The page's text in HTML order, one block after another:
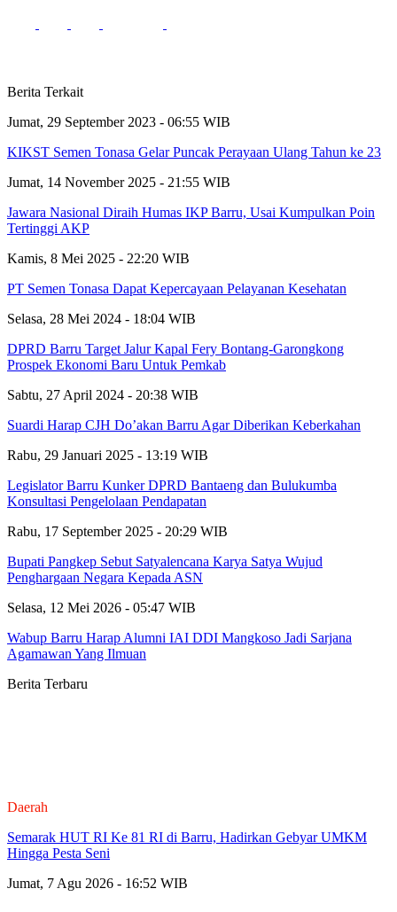
Berita Terkait
Jumat, 29 September 2023 - 06:55 WIB
KIKST Semen Tonasa Gelar Puncak Perayaan Ulang Tahun ke 23
Jumat, 14 November 2025 - 21:55 WIB
Jawara Nasional Diraih Humas IKP Barru, Usai Kumpulkan Poin
Tertinggi AKP
Kamis, 8 Mei 2025 - 22:20 WIB
PT Semen Tonasa Dapat Kepercayaan Pelayanan Kesehatan
Selasa, 28 Mei 2024 - 18:04 WIB
DPRD Barru Target Jalur Kapal Fery Bontang-Garongkong
Prospek Ekonomi Baru Untuk Pemkab
Sabtu, 27 April 2024 - 20:38 WIB
Suardi Harap CJH Do’akan Barru Agar Diberikan Keberkahan
Rabu, 29 Januari 2025 - 13:19 WIB
Legislator Barru Kunker DPRD Bantaeng dan Bulukumba
Konsultasi Pengelolaan Pendapatan
Rabu, 17 September 2025 - 20:29 WIB
Bupati Pangkep Sebut Satyalencana Karya Satya Wujud
Penghargaan Negara Kepada ASN
Selasa, 12 Mei 2026 - 05:47 WIB
Wabup Barru Harap Alumni IAI DDI Mangkoso Jadi Sarjana
Agamawan Yang Ilmuan
Berita Terbaru
Daerah
Semarak HUT RI Ke 81 RI di Barru, Hadirkan Gebyar UMKM
Hingga Pesta Seni
Jumat, 7 Agu 2026 - 16:52 WIB